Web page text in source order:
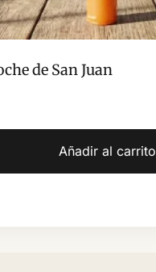
de San Juan
Añadir al carrito